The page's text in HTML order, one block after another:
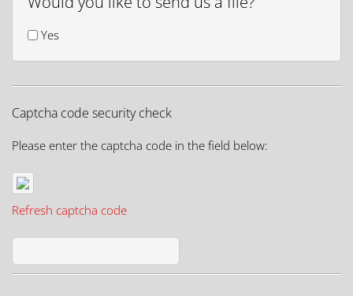
Yes
Captcha code security check
Please enter the captcha code in the field below:
Refresh captcha code